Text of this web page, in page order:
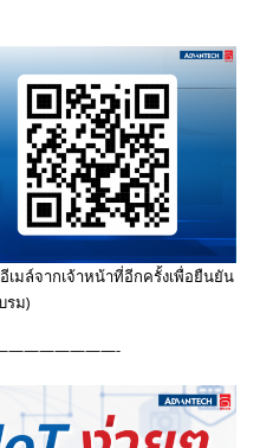
เมล์จากเจ้าหน้าที่อีกครั้งเพื่อยืนยัน
รม)